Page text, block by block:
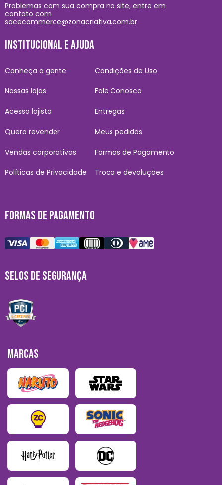
Problemas com sua compra no site, entre em
contato com
sacecommerce@zonacriativa.com.br
INSTITUCIONAL E AJUDA
Conheça a gente
Nossas lojas
Acesso lojista
Quero revender
Vendas corporativas
Políticas de Privacidade
Condições de Uso
Fale Conosco
Entregas
Meus pedidos
Formas de Pagamento
Troca e devoluções
FORMAS DE PAGAMENTO
SELOS DE SEGURANÇA
MARCAS